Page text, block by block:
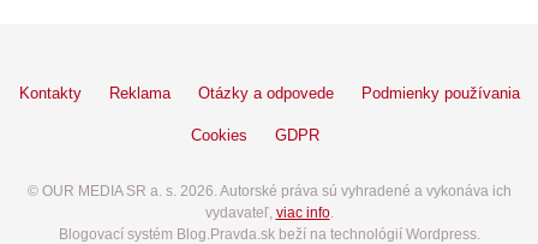
Kontakty Reklama Otázky a odpovede Podmienky používania
Cookies GDPR
© OUR MEDIA SR a. s. 2026. Autorské práva sú vyhradené a vykonáva ich
vydavateľ, viac info.
Blogovací systém Blog.Pravda.sk beží na technológií Wordpress.